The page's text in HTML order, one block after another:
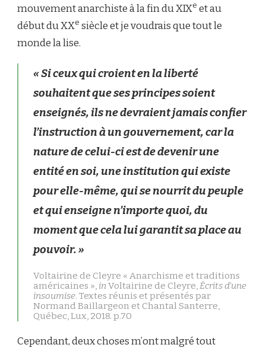
mouvement anarchiste à la fin du XIXe et au
début du XXe siècle et je voudrais que tout le
monde la lise.
« Si ceux qui croient en la liberté
souhaitent que ses principes soient
enseignés, ils ne devraient jamais confier
l’instruction à un gouvernement, car la
nature de celui-ci est de devenir une
entité en soi, une institution qui existe
pour elle-même, qui se nourrit du peuple
et qui enseigne n’importe quoi, du
moment que cela lui garantit sa place au
pouvoir. »
Voltairine de Cleyre « Anarchisme et traditions
américaines », inVoltairine de Cleyre,Écrits d’une
insoumise. Textes réunis et présentés par
Normand Baillargeon et Chantal Santerre,
Québec, Lux, 2018. p.70
Cependant, deux choses m’ont malgré tout